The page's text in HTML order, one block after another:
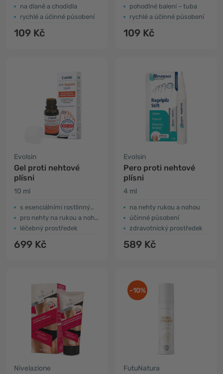
na dlaně a chodidla
rychlé a účinné působení
109 Kč
pohodlné balení – tuba
rychlé a účinné působení
109 Kč
Evolsin
Gel proti nehtové
plísni
10 ml
s esenciálními rostlinnými oleji
pro nehty na rukou a nohou
léčebný prostředek
699 Kč
Evolsin
Pero proti nehtové
plísni
4 ml
na nehty rukou a nohou
účinné působení
zdravotnický prostředek
589 Kč
Nivelazione
-10%
FutuNatura